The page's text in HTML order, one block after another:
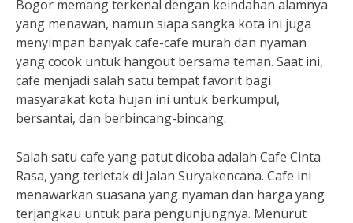
Bogor memang terkenal dengan keindahan alamnya
yang menawan, namun siapa sangka kota ini juga
menyimpan banyak cafe-cafe murah dan nyaman
yang cocok untuk hangout bersama teman. Saat ini,
cafe menjadi salah satu tempat favorit bagi
masyarakat kota hujan ini untuk berkumpul,
bersantai, dan berbincang-bincang.
Salah satu cafe yang patut dicoba adalah Cafe Cinta
Rasa, yang terletak di Jalan Suryakencana. Cafe ini
menawarkan suasana yang nyaman dan harga yang
terjangkau untuk para pengunjungnya. Menurut